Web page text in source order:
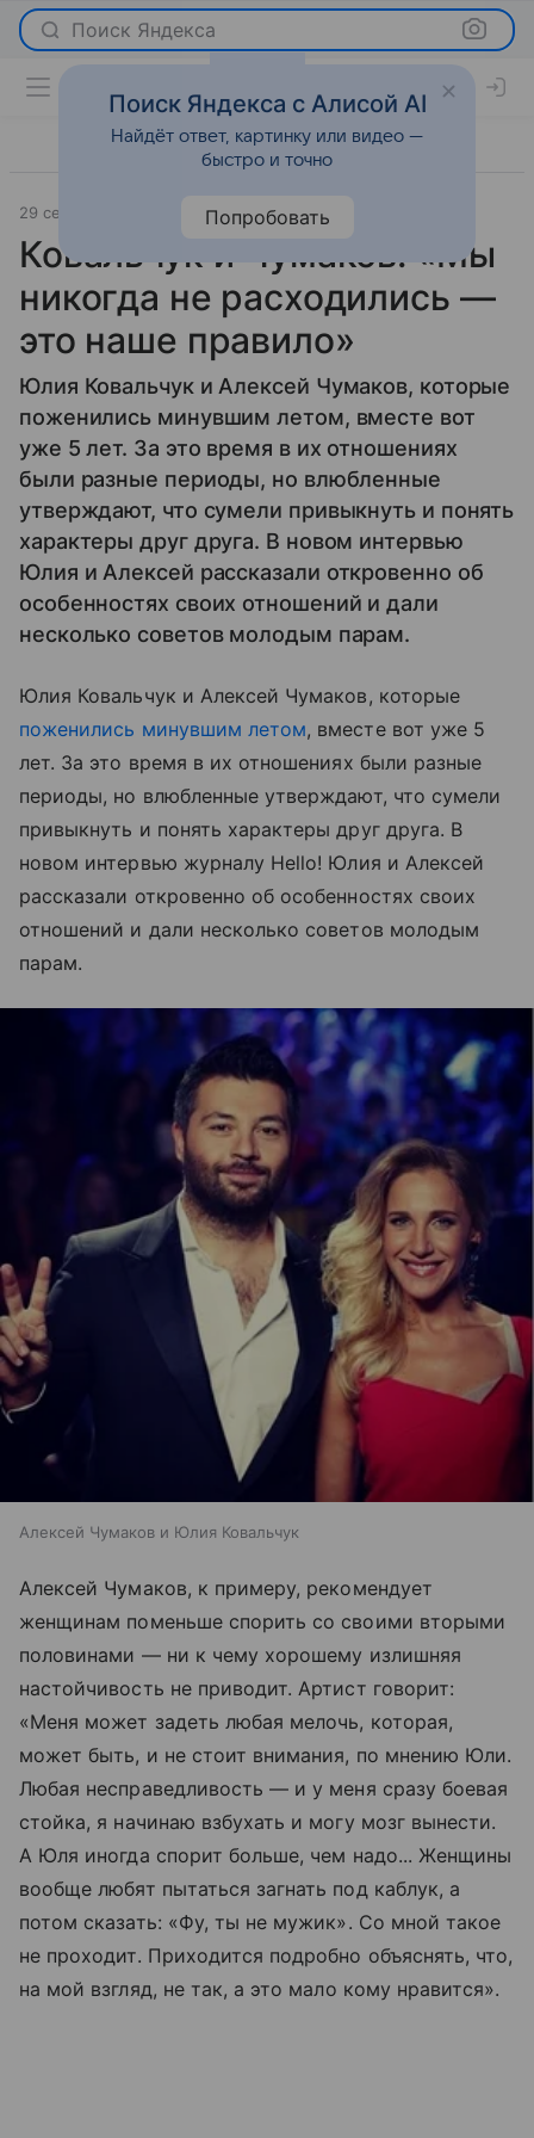
Поиск Яндекса
29 сентября 2014 Светская жизнь
Ковальчук и Чумаков: «Мы
никогда не расходились —
это наше правило»
Юлия Ковальчук и Алексей Чумаков, которые
поженились минувшим летом, вместе вот
уже 5 лет. За это время в их отношениях
были разные периоды, но влюбленные
утверждают, что сумели привыкнуть и понять
характеры друг друга. В новом интервью
Юлия и Алексей рассказали откровенно об
особенностях своих отношений и дали
несколько советов молодым парам.
Юлия Ковальчук и Алексей Чумаков, которые
поженились минувшим летом, вместе вот уже 5
лет. За это время в их отношениях были разные
периоды, но влюбленные утверждают, что сумели
привыкнуть и понять характеры друг друга. В
новом интервью журналу Hello! Юлия и Алексей
рассказали откровенно об особенностях своих
отношений и дали несколько советов молодым
парам.
Алексей Чумаков и Юлия Ковальчук
Алексей Чумаков, к примеру, рекомендует
женщинам поменьше спорить со своими вторыми
половинами — ни к чему хорошему излишняя
настойчивость не приводит. Артист говорит:
«Меня может задеть любая мелочь, которая,
может быть, и не стоит внимания, по мнению Юли.
Любая несправедливость — и у меня сразу боевая
стойка, я начинаю взбухать и могу мозг вынести.
А Юля иногда спорит больше, чем надо... Женщины
вообще любят пытаться загнать под каблук, а
потом сказать: «Фу, ты не мужик». Со мной такое
не проходит. Приходится подробно объяснять, что,
на мой взгляд, не так, а это мало кому нравится».
Поиск Яндекса с Алисой AI
Найдёт ответ, картинку или видео —
быстро и точно
Попробовать